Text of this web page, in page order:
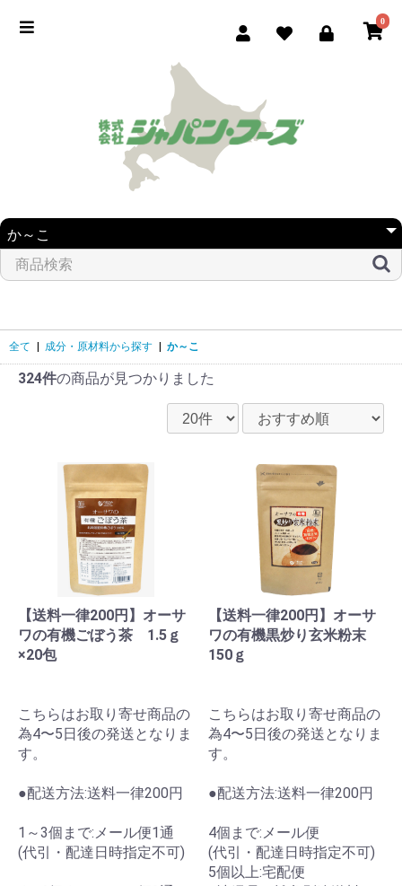
0
全て 成分・原材料から探す か～こ
324件の商品が見つかりました
【送料一律200円】オーサ
ワの有機ごぼう茶 1.5ｇ
×20包
こちらはお取り寄せ商品の
為4〜5日後の発送となりま
す。
●配送方法:送料一律200円
1～3個まで:メール便1通
(代引・配達日時指定不可)
【送料一律200円】オーサ
ワの有機黒炒り玄米粉末
150ｇ
こちらはお取り寄せ商品の
為4〜5日後の発送となりま
す。
●配送方法:送料一律200円
4個まで:メール便
(代引・配達日時指定不可)
5個以上:宅配便